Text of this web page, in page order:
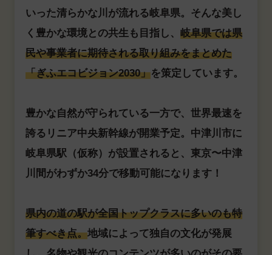
いった清らかな川が流れる岐阜県。そんな美し
く豊かな環境との共生も目指し、 岐阜県では県
民や事業者に期待される取り組みをまとめた
「ぎふエコビジョン2030」を策定しています。
豊かな自然が守られている一方で、世界最速を
誇るリニア中央新幹線が開業予定。中津川市に
岐阜県駅（仮称）が設置されると、東京〜中津
川間がわずか34分で移動可能になります！
県内の道の駅が全国トップクラスに多いのも特
筆すべき点。地域によって独自の文化が発展